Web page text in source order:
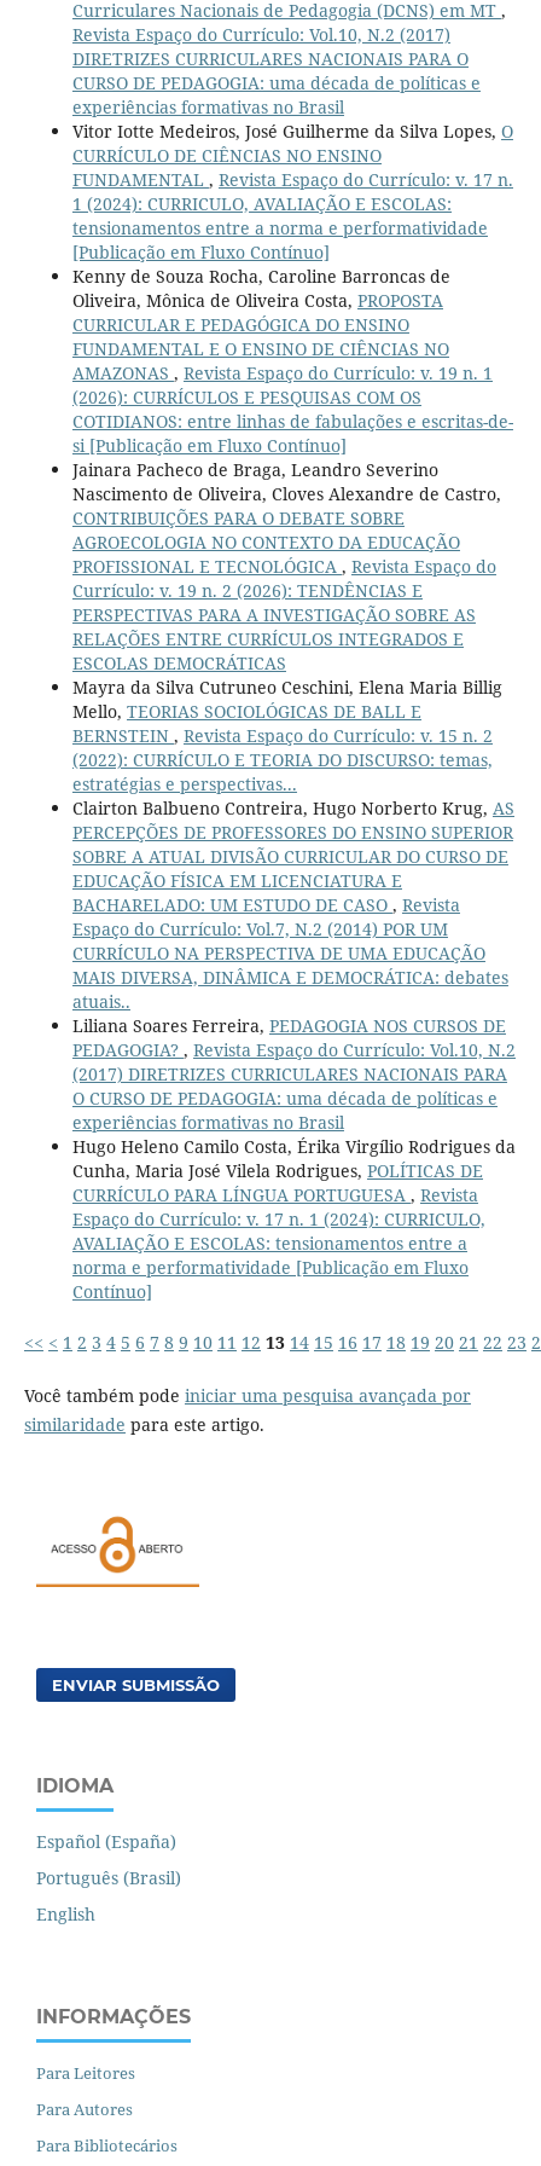
Curriculares Nacionais de Pedagogia (DCNS) em MT ,
Revista Espaço do Currículo: Vol.10, N.2 (2017)
DIRETRIZES CURRICULARES NACIONAIS PARA O
CURSO DE PEDAGOGIA: uma década de políticas e
experiências formativas no Brasil
Vitor Iotte Medeiros, José Guilherme da Silva Lopes, O
CURRÍCULO DE CIÊNCIAS NO ENSINO
FUNDAMENTAL , Revista Espaço do Currículo: v. 17 n.
1 (2024): CURRICULO, AVALIAÇÃO E ESCOLAS:
tensionamentos entre a norma e performatividade
[Publicação em Fluxo Contínuo]
Kenny de Souza Rocha, Caroline Barroncas de
Oliveira, Mônica de Oliveira Costa, PROPOSTA
CURRICULAR E PEDAGÓGICA DO ENSINO
FUNDAMENTAL E O ENSINO DE CIÊNCIAS NO
AMAZONAS , Revista Espaço do Currículo: v. 19 n. 1
(2026): CURRÍCULOS E PESQUISAS COM OS
COTIDIANOS: entre linhas de fabulações e escritas-de-
si [Publicação em Fluxo Contínuo]
Jainara Pacheco de Braga, Leandro Severino
Nascimento de Oliveira, Cloves Alexandre de Castro,
CONTRIBUIÇÕES PARA O DEBATE SOBRE
AGROECOLOGIA NO CONTEXTO DA EDUCAÇÃO
PROFISSIONAL E TECNOLÓGICA , Revista Espaço do
Currículo: v. 19 n. 2 (2026): TENDÊNCIAS E
PERSPECTIVAS PARA A INVESTIGAÇÃO SOBRE AS
RELAÇÕES ENTRE CURRÍCULOS INTEGRADOS E
ESCOLAS DEMOCRÁTICAS
Mayra da Silva Cutruneo Ceschini, Elena Maria Billig
Mello, TEORIAS SOCIOLÓGICAS DE BALL E
BERNSTEIN , Revista Espaço do Currículo: v. 15 n. 2
(2022): CURRÍCULO E TEORIA DO DISCURSO: temas,
estratégias e perspectivas...
Clairton Balbueno Contreira, Hugo Norberto Krug, AS
PERCEPÇÕES DE PROFESSORES DO ENSINO SUPERIOR
SOBRE A ATUAL DIVISÃO CURRICULAR DO CURSO DE
EDUCAÇÃO FÍSICA EM LICENCIATURA E
BACHARELADO: UM ESTUDO DE CASO , Revista
Espaço do Currículo: Vol.7, N.2 (2014) POR UM
CURRÍCULO NA PERSPECTIVA DE UMA EDUCAÇÃO
MAIS DIVERSA, DINÂMICA E DEMOCRÁTICA: debates
atuais..
Liliana Soares Ferreira, PEDAGOGIA NOS CURSOS DE
PEDAGOGIA? , Revista Espaço do Currículo: Vol.10, N.2
(2017) DIRETRIZES CURRICULARES NACIONAIS PARA
O CURSO DE PEDAGOGIA: uma década de políticas e
experiências formativas no Brasil
Hugo Heleno Camilo Costa, Érika Virgílio Rodrigues da
Cunha, Maria José Vilela Rodrigues, POLÍTICAS DE
CURRÍCULO PARA LÍNGUA PORTUGUESA , Revista
Espaço do Currículo: v. 17 n. 1 (2024): CURRICULO,
AVALIAÇÃO E ESCOLAS: tensionamentos entre a
norma e performatividade [Publicação em Fluxo
Contínuo]
<< < 1 2 3 4 5 6 7 8 9 10 11 12 13 14 15 16 17 18 19 20 21 22 23
Você também pode iniciar uma pesquisa avançada por
similaridade para este artigo.
ENVIAR SUBMISSÃO
IDIOMA
Español (España)
Português (Brasil)
English
INFORMAÇÕES
Para Leitores
Para Autores
Para Bibliotecários